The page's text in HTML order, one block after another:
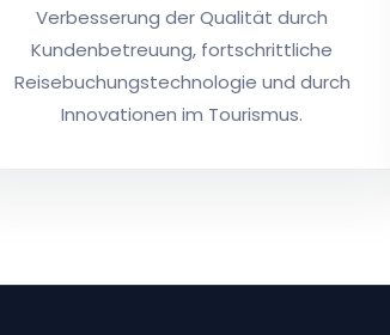
Verbesserung der Qualität durch
Kundenbetreuung, fortschrittliche
Reisebuchungstechnologie und durch
Innovationen im Tourismus.